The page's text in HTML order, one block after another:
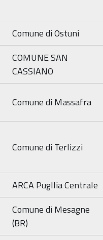
2022
Comune di Ostuni
COMUNE SAN
CASSIANO
Comune di Massafra
Comune di Terlizzi
ARCA Pugllia Centrale
Comune di Mesagne
(BR)